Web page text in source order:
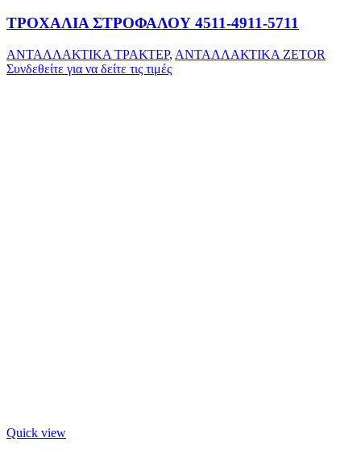
ΤΡΟΧΑΛΙΑ ΣΤΡΟΦΑΛΟΥ 4511-4911-5711
ΑΝΤΑΛΛΑΚΤΙΚΑ ΤΡΑΚΤΕΡ, ΑΝΤΑΛΛΑΚΤΙΚΑ ZETOR
Συνδεθείτε για να δείτε τις τιμές
Quick view